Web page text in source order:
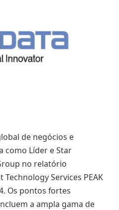
de negócios e
como Líder e Star
no relatório
Services PEAK
Os pontos fortes
a ampla gama de